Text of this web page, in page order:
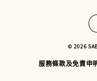
© 2026
服務條款及免責申